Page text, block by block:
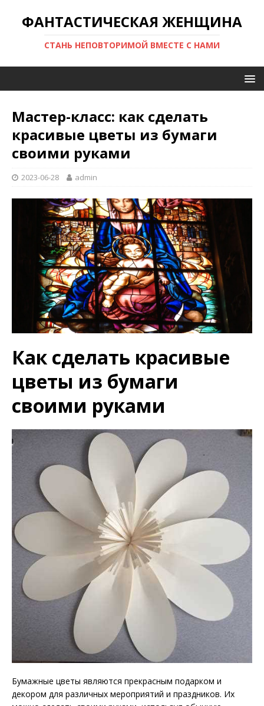
ФАНТАСТИЧЕСКАЯ ЖЕНЩИНА
СТАНЬ НЕПОВТОРИМОЙ ВМЕСТЕ С НАМИ
Мастер-класс: как сделать
красивые цветы из бумаги
своими руками
2023-06-28 admin
Как сделать красивые
цветы из бумаги
своими руками
Бумажные цветы являются прекрасным подарком и
декором для различных мероприятий и праздников. Их